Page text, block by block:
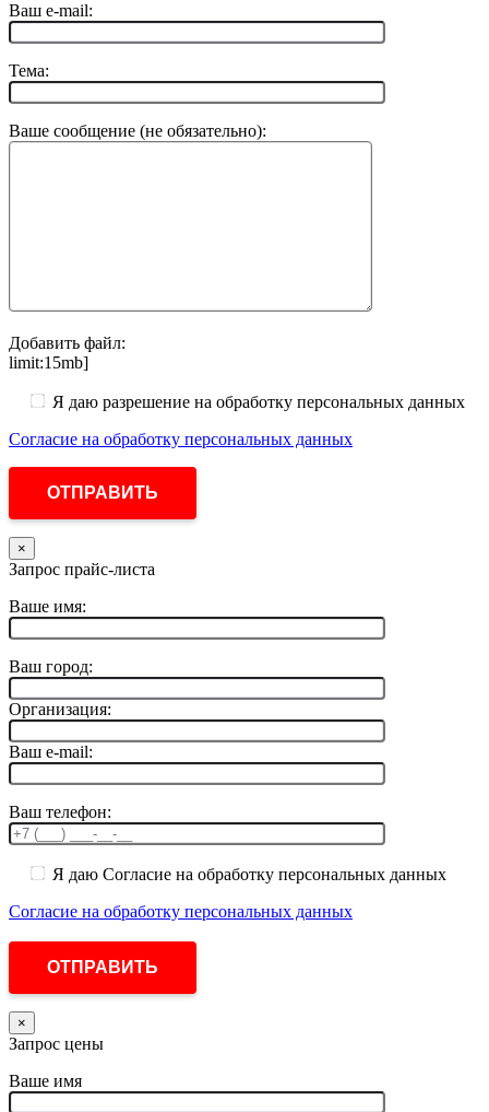
Ваш e-mail:
Тема:
Ваше сообщение (не обязательно):
Добавить файл:
limit:15mb]
Я даю разрешение на обработку персональных данных
Согласие на обработку персональных данных
×
Запрос прайс-листа
Ваше имя:
Ваш город:
Организация:
Ваш e-mail:
Ваш телефон:
Я даю Согласие на обработку персональных данных
Согласие на обработку персональных данных
×
Запрос цены
Ваше имя